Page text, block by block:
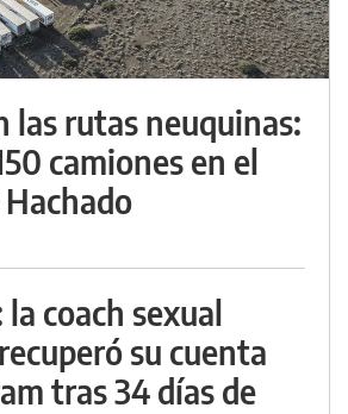
las rutas neuquinas:
camiones en el
coach sexual
su cuenta
tras 34 días de